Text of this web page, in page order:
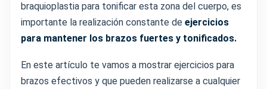
braquioplastia para tonificar esta zona del cuerpo, es
importante la realización constante de ejercicios
para mantener los brazos fuertes y tonificados.
En este artículo te vamos a mostrar ejercicios para
brazos efectivos y que pueden realizarse a cualquier